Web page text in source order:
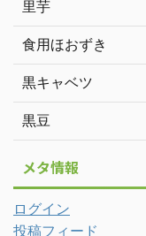
里芋
食用ほおずき
黒キャベツ
黒豆
メタ情報
ログイン
投稿フィード